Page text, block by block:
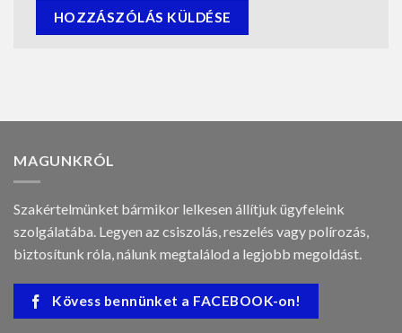
MAGUNKRÓL
Szakértelmünket bármikor lelkesen állítjuk ügyfeleink
szolgálatába. Legyen az csiszolás, reszelés vagy polírozás,
biztosítunk róla, nálunk megtalálod a legjobb megoldást.
Kövess bennünket a FACEBOOK-on!